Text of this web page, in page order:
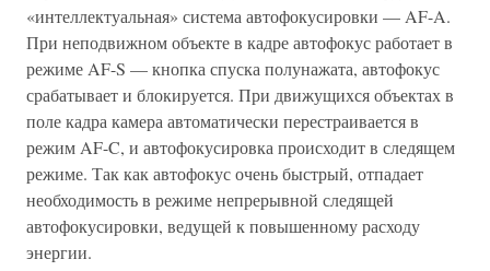
«интеллектуальная» система автофокусировки — AF-A.
При неподвижном объекте в кадре автофокус работает в
режиме AF-S — кнопка спуска полунажата, автофокус
срабатывает и блокируется. При движущихся объектах в
поле кадра камера автоматически перестраивается в
режим AF-C, и автофокусировка происходит в следящем
режиме. Так как автофокус очень быстрый, отпадает
необходимость в режиме непрерывной следящей
автофокусировки, ведущей к повышенному расходу
энергии.